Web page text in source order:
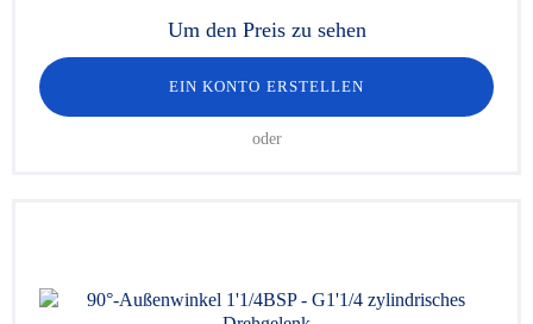
Um den Preis zu sehen
EIN KONTO ERSTELLEN
oder